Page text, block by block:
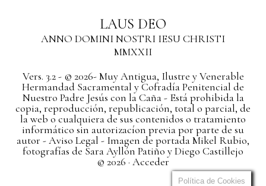
LAUS DEO
ANNO DOMINI NOSTRI IESU CHRISTI
MMXXII
Vers. 3.2 - © 2026- Muy Antigua, Ilustre y Venerable
Hermandad Sacramental y Cofradía Penitencial de
Nuestro Padre Jesús con la Caña - Está prohibida la
copia, reproducción, republicación, total o parcial, de
la web o cualquiera de sus contenidos o tratamiento
informático sin autorizacíon previa por parte de su
autor - Aviso Legal - Imagen de portada Mikel Rubio,
fotografías de Sara Ayllón Patiño y Diego Castillejo
© 2026 · Acceder
Política de Cookies